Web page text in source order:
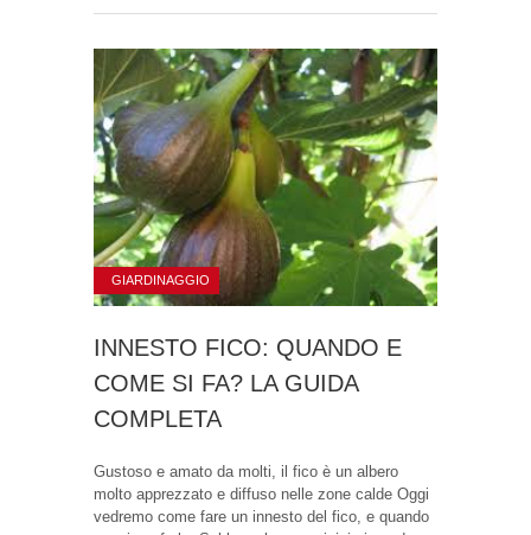
GIARDINAGGIO
INNESTO FICO: QUANDO E
COME SI FA? LA GUIDA
COMPLETA
Gustoso e amato da molti, il fico è un albero
molto apprezzato e diffuso nelle zone calde Oggi
vedremo come fare un innesto del fico, e quando